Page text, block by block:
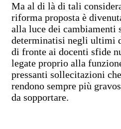
Ma al di là di tali
riforma proposta è
alla luce dei cambiamenti
determinatisi negli ultimi
di fronte ai docenti sfide
legate proprio alla
pressanti sollecitazioni
rendono sempre più
da sopportare.